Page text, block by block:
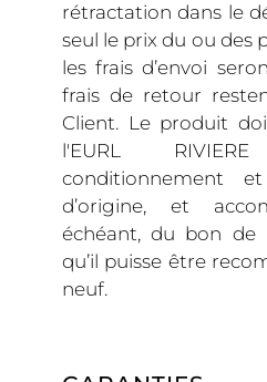
rétractation dans le
seul le prix du ou des
les frais d’envoi
frais de retour
Client. Le produit
l'EURL
conditionnement
d’origine, et
échéant, du bon de
qu’il puisse être
neuf.